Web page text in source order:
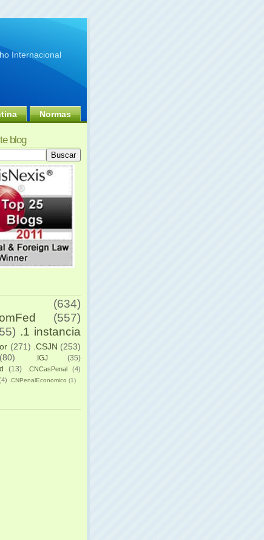
Internacional
Normas
blog
(634)
(557)
.1 instancia
(271) .CSJN (253)
(80) .IGJ
(35)
(13) .CNCasPenal
(4)
.CNPenalEconomico (1)